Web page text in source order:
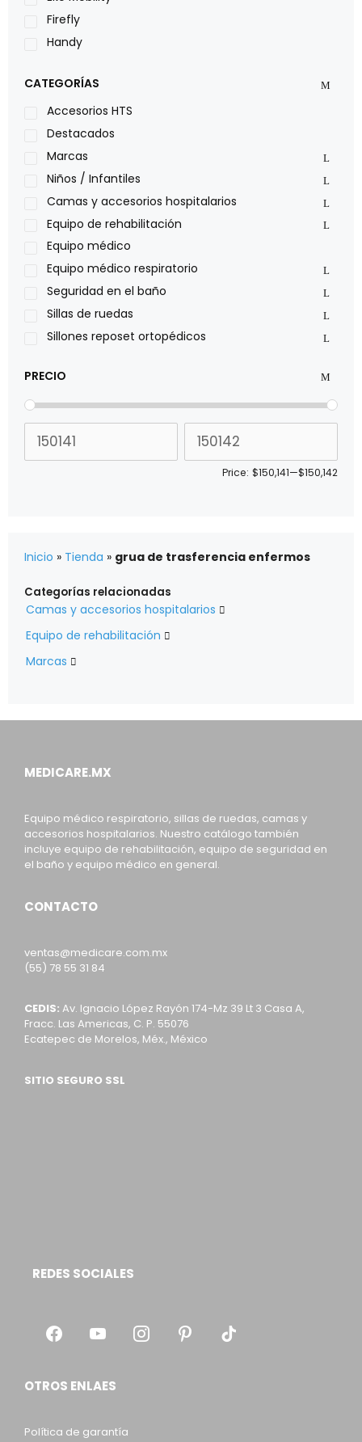
Firefly
Handy
Leggero
Lumex
Medical Store
Nidek
Oxiplus
Philips
Pride
Roho
Sillas de ruedas Everest Jennings
Stealth products
Xiehe Medical
CATEGORÍAS
Accesorios HTS
Destacados
Marcas
Niños / Infantiles
Camas y accesorios hospitalarios
Equipo de rehabilitación
Equipo médico
Equipo médico respiratorio
Seguridad en el baño
Sillas de ruedas
Sillones reposet ortopédicos
PRECIO
Price: $150,141—$150,142
Inicio » Tienda » grua de trasferencia enfermos
Categorías relacionadas
Camas y accesorios hospitalarios 
Equipo de rehabilitación 
Marcas 
MEDICARE.MX
Equipo médico respiratorio, sillas de ruedas, camas y
accesorios hospitalarios. Nuestro catálogo también
incluye equipo de rehabilitación, equipo de seguridad en
el baño y equipo médico en general.
CONTACTO
ventas@medicare.com.mx
(55) 78 55 31 84
CEDIS: Av. Ignacio López Rayón 174-Mz 39 Lt 3 Casa A,
Fracc. Las Americas, C. P. 55076
Ecatepec de Morelos, Méx., México
SITIO SEGURO SSL
REDES SOCIALES
OTROS ENLAES
Política de garantía